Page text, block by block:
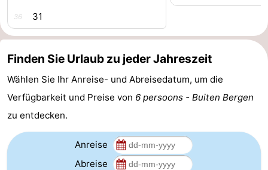
Parken
Reisebuchshop
Nordholland
Natur
-
36 31
Finden Sie Urlaub zu jeder Jahreszeit
Wählen Sie Ihr Anreise- und Abreisedatum, um die
Verfügbarkeit und Preise von 6 persoons - Buiten Bergen
zu entdecken.
Anreise
Abreise